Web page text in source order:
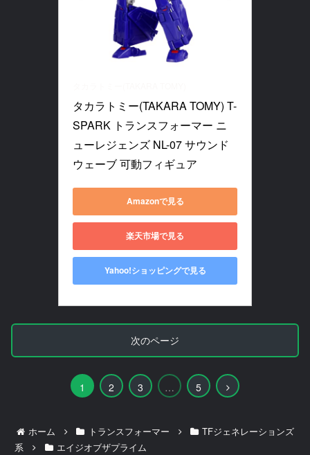
タカラトミー(TAKARA TOMY) T-
SPARK トランスフォーマー ニ
ューレジェンズ NL-07 サウンド
ウェーブ 可動フィギュア
Amazonで見る
楽天市場で見る
Yahoo!ショッピングで見る
次のページ
1 2 3 … 5
次
ホーム トランスフォーマー
TFジェネレーションズ
系
エイジオブザプライム